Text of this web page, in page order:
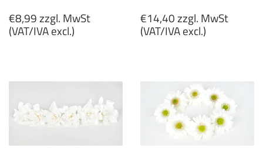
Regular
price
€8,99 zzgl. MwSt
(VAT/IVA excl.)
MwSt
excl.)
Regular
price
€14,40 zzgl. MwSt
(VAT/IVA excl.)
(VAT/IVA
excl.)